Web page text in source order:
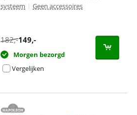
systeem | Geen accessoires
182,-149,-
Morgen bezorgd
Vergelijken